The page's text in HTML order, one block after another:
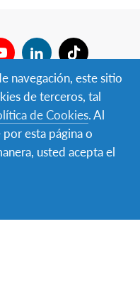
LinkedInTikTok
🏠
navegación, este sitio
de terceros, tal
de Cookies. Al
esta página o
usted acepta el